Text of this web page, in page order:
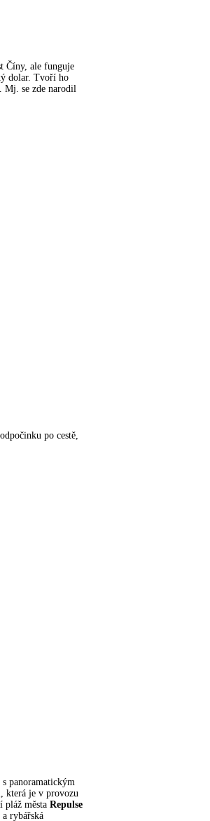
Číny, ale funguje
dolar. Tvoří ho
Mj. se zde narodil
po cestě,
s panoramatickým
, která je v provozu
pláž města Repulse
rybářská